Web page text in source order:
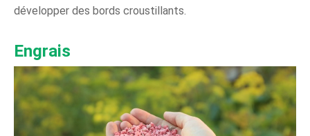
développer des bords croustillants.
Engrais